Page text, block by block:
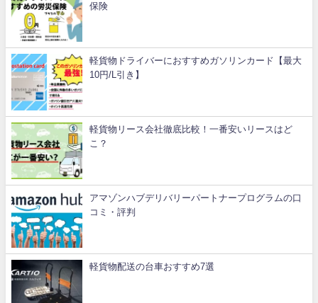
保険
軽貨物ドライバーにおすすめガソリンカード【最大
10円/L引き】
軽貨物リース会社徹底比較！一番安いリースはど
こ？
アマゾンハブデリバリーパートナープログラムの口
コミ・評判
軽貨物配送の台車おすすめ7選